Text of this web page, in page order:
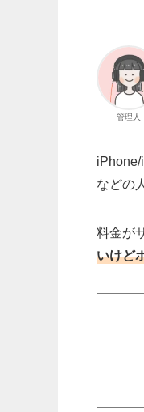
管理人
iPhone/
などの
料金が
いけど